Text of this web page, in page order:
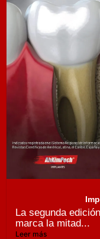
La segunda
marca la mitad...
Leer más